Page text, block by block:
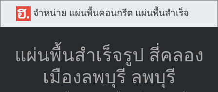
จำหน่าย แผ่นพื้นคอนกรีต แผ่นพื้นสำเร็จ
แผ่นพื้นสำเร็จรูป สี่คลอง
เมืองลพบุรี ลพบุรี